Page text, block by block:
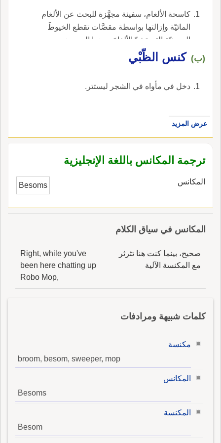
كاسحة الألغام، سفينة مجهَّزة للبحث عن الألغام
المائيّة وإزالتها بواسطة مقصَّات تقطع الخيوطَ
المعدنيّة التي تشدّ الألغامَ بعضها إلى بعض،
وبواسطة معدّات خاصّة لتفجير هذه الألغام، وهذه
السفينة مجرَّدة من المغناطيس.
(ب) كنس الظّبْي
دخل في مأواه في الشجر ليستتر.
عرض المزيد
ترجمة المكانس باللغة الإنجليزية
المكانس Besoms
المكانس في سياق الكلام
صحيح، بينما كنت هنا تثرثر
مع المكنسة الآلية
Right, while you've
been here chatting up
Robo Mop,
كلمات شبيهة ومرادفات
مكنسة
broom, besom, sweeper, mop
المكانس
Besoms
المكنسة
Besom